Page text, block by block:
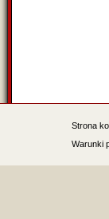
Strona
Warunki